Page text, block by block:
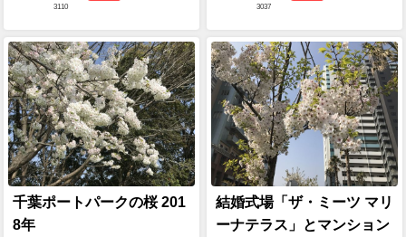
3110
3037
千葉ポートパークの桜 201
8年
結婚式場「ザ・ミーツ マリ
ーナテラス」とマンション